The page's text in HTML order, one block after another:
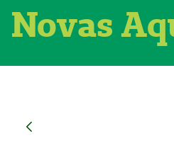
Novas